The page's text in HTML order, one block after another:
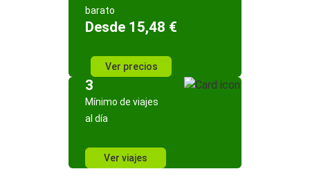
barato
Desde 15,48 €
Ver precios
3
Mínimo de viajes
al día
Ver viajes